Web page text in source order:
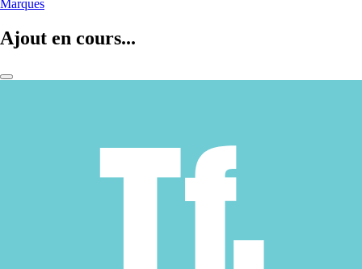
Marques
Ajout en cours...